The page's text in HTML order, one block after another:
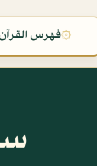
۞فهرس القرآن